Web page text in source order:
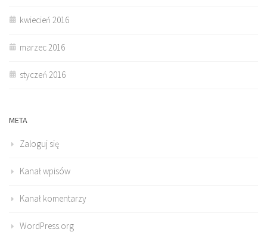
kwiecień 2016
marzec 2016
styczeń 2016
META
Zaloguj się
Kanał wpisów
Kanał komentarzy
WordPress.org